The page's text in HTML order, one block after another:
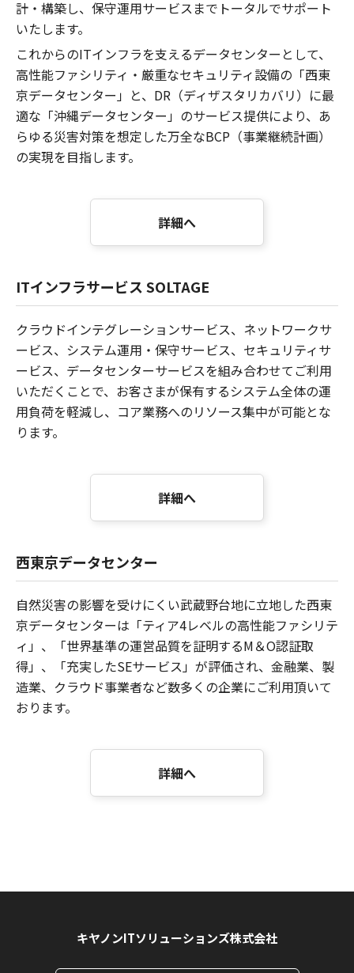
計・構築し、保守運用サービスまでトータルでサポート
いたします。
これからのITインフラを支えるデータセンターとして、
高性能ファシリティ・厳重なセキュリティ設備の「西東
京データセンター」と、DR（ディザスタリカバリ）に最
適な「沖縄データセンター」のサービス提供により、あ
らゆる災害対策を想定した万全なBCP（事業継続計画）
の実現を目指します。
詳細へ
ITインフラサービス SOLTAGE
クラウドインテグレーションサービス、ネットワークサ
ービス、システム運用・保守サービス、セキュリティサ
ービス、データセンターサービスを組み合わせてご利用
いただくことで、お客さまが保有するシステム全体の運
用負荷を軽減し、コア業務へのリソース集中が可能とな
ります。
詳細へ
西東京データセンター
自然災害の影響を受けにくい武蔵野台地に立地した西東
京データセンターは「ティア4レベルの高性能ファシリテ
ィ」、「世界基準の運営品質を証明するM＆O認証取
得」、「充実したSEサービス」が評価され、金融業、製
造業、クラウド事業者など数多くの企業にご利用頂いて
おります。
詳細へ
キヤノンITソリューションズ株式会社